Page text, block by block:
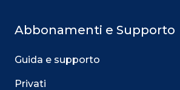
Abbonamenti e Supporto
Guida e supporto
Privati